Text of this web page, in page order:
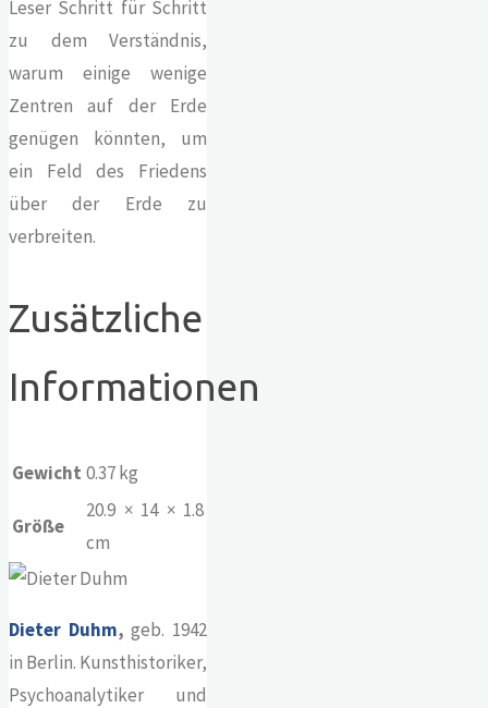
Leser Schritt für Schritt
zu dem Verständnis,
warum einige wenige
Zentren auf der Erde
genügen könnten, um
ein Feld des Friedens
über der Erde zu
verbreiten.
Zusätzliche
Informationen
Gewicht 0.37 kg
Größe
20.9 × 14 × 1.8
cm
Dieter Duhm, geb. 1942
in Berlin. Kunsthistoriker,
Psychoanalytiker und